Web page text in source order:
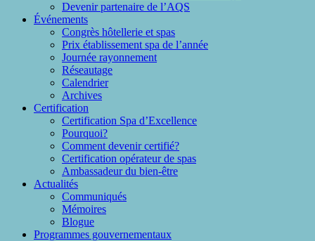
Devenir partenaire de l’AQS
Événements
Congrès hôtellerie et spas
Prix établissement spa de l’année
Journée rayonnement
Réseautage
Calendrier
Archives
Certification
Certification Spa d’Excellence
Pourquoi?
Comment devenir certifié?
Certification opérateur de spas
Ambassadeur du bien-être
Actualités
Communiqués
Mémoires
Blogue
Programmes gouvernementaux